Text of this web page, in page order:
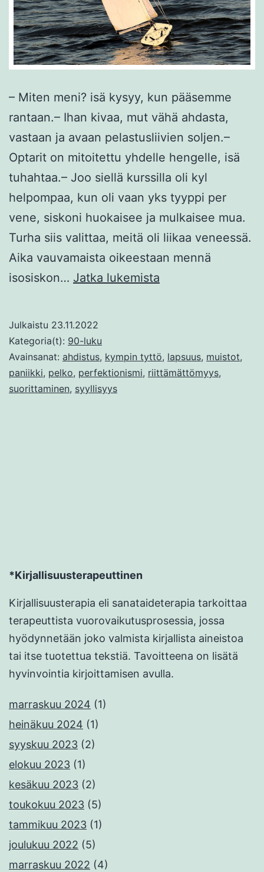
– Miten meni? isä kysyy, kun pääsemme
rantaan.– Ihan kivaa, mut vähä ahdasta,
vastaan ja avaan pelastusliivien soljen.–
Optarit on mitoitettu yhdelle hengelle, isä
tuhahtaa.– Joo siellä kurssilla oli kyl
helpompaa, kun oli vaan yks tyyppi per
vene, siskoni huokaisee ja mulkaisee mua.
Turha siis valittaa, meitä oli liikaa veneessä.
Aika vauvamaista oikeestaan mennä
isosiskon… Jatka lukemista
Julkaistu 23.11.2022
Kategoria(t): 90-luku
Avainsanat: ahdistus, kympin tyttö, lapsuus, muistot,
paniikki, pelko, perfektionismi, riittämättömyys,
suorittaminen, syyllisyys
*Kirjallisuusterapeuttinen
Kirjallisuusterapia eli sanataideterapia tarkoittaa
terapeuttista vuorovaikutusprosessia, jossa
hyödynnetään joko valmista kirjallista aineistoa
tai itse tuotettua tekstiä. Tavoitteena on lisätä
hyvinvointia kirjoittamisen avulla.
marraskuu 2024 (1)
heinäkuu 2024 (1)
syyskuu 2023 (2)
elokuu 2023 (1)
kesäkuu 2023 (2)
toukokuu 2023 (5)
tammikuu 2023 (1)
joulukuu 2022 (5)
marraskuu 2022 (4)